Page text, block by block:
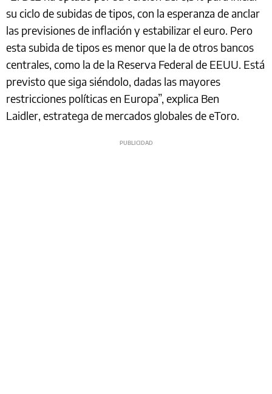
su ciclo de subidas de tipos, con la esperanza de anclar
las previsiones de inflación y estabilizar el euro. Pero
esta subida de tipos es menor que la de otros bancos
centrales, como la de la Reserva Federal de EEUU. Está
previsto que siga siéndolo, dadas las mayores
restricciones políticas en Europa”, explica Ben
Laidler, estratega de mercados globales de eToro.